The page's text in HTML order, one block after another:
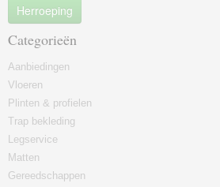
Herroeping
Categorieën
Aanbiedingen
Vloeren
Plinten & profielen
Trap bekleding
Legservice
Matten
Gereedschappen